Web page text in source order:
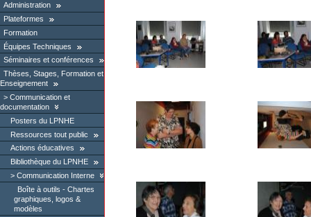
Administration
Plateformes
Formation
Équipes Techniques
Séminaires et conférences
Thèses, Stages, Formation et
Enseignement
Communication et
documentation
Posters du LPNHE
Ressources tout public
Actions éducatives
Bibliothèque du LPNHE
Communication Interne
Boîte à outils - Chartes
graphiques, logos &
modèles